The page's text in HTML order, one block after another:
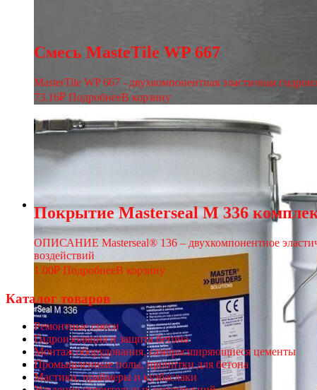
Смесь MasteTile WP 667
MasterTile WP 667 - двухкомпонентная эластичная
73.16₽ ПодробнееВ корзину
Покрытие Masterseal M 336
ОПИСАНИЕ Masterseal® 136 – двухкомпонентное
воздействий
1.00₽ ПодробнееВ корзину
Каталог товаров
Ремонтные смеси
Гидроизоляция и защита бетона
Монтаж оборудования, саморасширяющиеся цементы
Промышленные полы, пропитки для бетона
Мастики, праймеры и кузбаслаки